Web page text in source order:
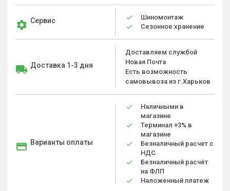
Сервис
Шиномонтаж
Сезонное хранение
Доставка 1-3 дня
Доставляем службой
Новая Почта
Есть возможность
самовывоза из г.Харьков
Варианты оплаты
Наличными в
магазине
Терминал +3% в
магазине
Безналичный расчет с
НДС
Безналичный расчёт
на ФЛП
Наложенный платеж